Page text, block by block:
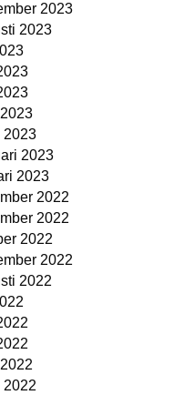
2023
2023
2023
2023
2023
2022
2022
2022
2022
2022
2022